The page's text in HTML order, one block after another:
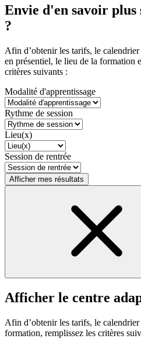
Envie d'en savoir
?
Afin d’obtenir les tarifs, le
en présentiel, le lieu de la formation
critères suivants :
Modalité d'apprentissage
Rythme de session
Lieu(x)
Session de rentrée
Afficher mes résultats
Afficher le centre
Afin d’obtenir les tarifs, le
formation, remplissez les critères